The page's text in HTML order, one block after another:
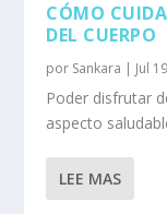
CÓMO
DEL CUERPO
por Sankara Jul
Poder disfrutar
aspecto
LEE MAS